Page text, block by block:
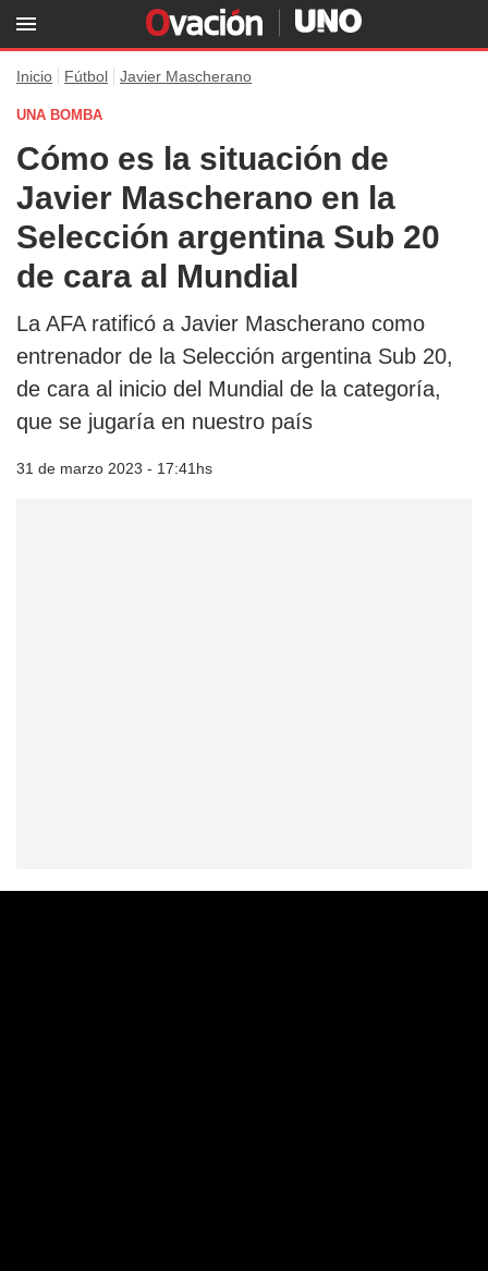
Inicio Fútbol Javier Mascherano
UNA BOMBA
Cómo es la situación de
Javier Mascherano en la
Selección argentina Sub 20
de cara al Mundial
La AFA ratificó a Javier Mascherano como
entrenador de la Selección argentina Sub 20,
de cara al inicio del Mundial de la categoría,
que se jugaría en nuestro país
31 de marzo 2023 - 17:41hs